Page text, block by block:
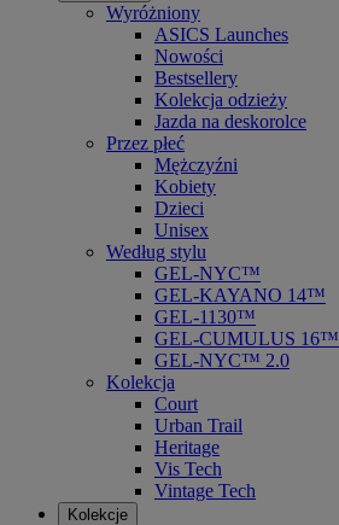
Wyróżniony
ASICS Launches
Nowości
Bestsellery
Kolekcja odzieży
Jazda na deskorolce
Przez płeć
Mężczyźni
Kobiety
Dzieci
Unisex
Według stylu
GEL-NYC™
GEL-KAYANO 14™
GEL-1130™
GEL-CUMULUS 16™
GEL-NYC™ 2.0
Kolekcja
Court
Urban Trail
Heritage
Vis Tech
Vintage Tech
Kolekcje